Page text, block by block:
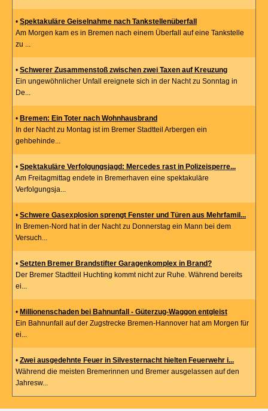
• Spektakuläre Geiselnahme nach Tankstellenüberfall
Am Morgen kam es in Bremen nach einem Überfall auf eine Tankstelle
zu ...
• Schwerer Zusammenstoß zwischen zwei Taxen auf Kreuzung
Ein ungewöhnlicher Unfall ereignete sich in der Nacht zu Sonntag in
De...
• Bremen: Ein Toter nach Wohnhausbrand
In der Nacht zu Montag ist im Bremer Stadtteil Arbergen ein
gehbehinde...
• Spektakuläre Verfolgungsjagd: Mercedes rast in Polizeisperre...
Am Freitagmittag endete in Bremerhaven eine spektakuläre
Verfolgungsja...
• Schwere Gasexplosion sprengt Fenster und Türen aus Mehrfamil...
In Bremen-Nord hat in der Nacht zu Donnerstag ein Mann bei dem
Versuch...
• Setzten Bremer Brandstifter Garagenkomplex in Brand?
Der Bremer Stadtteil Huchting kommt nicht zur Ruhe. Während bereits
ei...
• Millionenschaden bei Bahnunfall - Güterzug-Waggon entgleist
Ein Bahnunfall auf der Zugstrecke Bremen-Hannover hat am Morgen für
ei...
• Zwei ausgedehnte Feuer in Silvesternacht hielten Feuerwehr i...
Während die meisten Bremerinnen und Bremer ausgelassen auf den
Jahresw...